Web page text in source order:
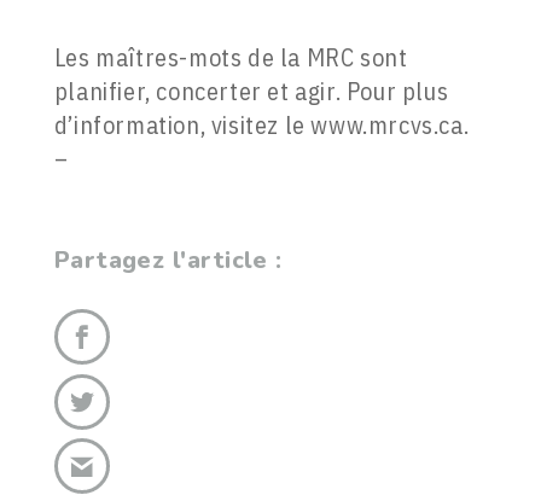
Les maîtres-mots de la MRC sont
planifier, concerter et agir. Pour plus
d’information, visitez le www.mrcvs.ca.
–
Partagez l'article :